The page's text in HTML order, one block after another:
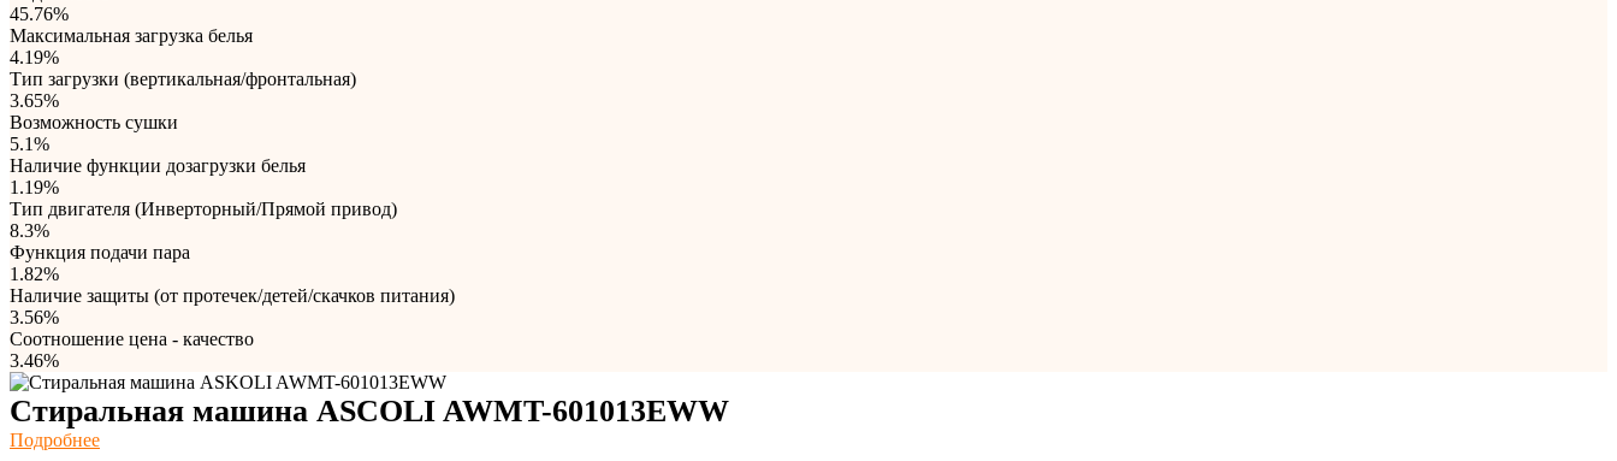
45.76%
Максимальная загрузка белья
4.19%
Тип загрузки (вертикальная/фронтальная)
3.65%
Возможность сушки
5.1%
Наличие функции дозагрузки белья
1.19%
Тип двигателя (Инверторный/Прямой привод)
8.3%
Функция подачи пара
1.82%
Наличие защиты (от протечек/детей/скачков питания)
3.56%
Соотношение цена - качество
3.46%
Стиральная машина ASCOLI AWMT-601013EWW
Подробнее